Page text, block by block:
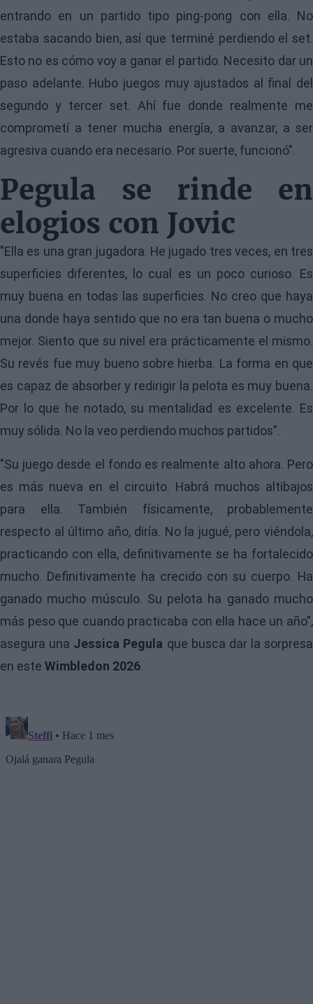
entrando en un partido tipo ping-pong con ella. No
estaba sacando bien, así que terminé perdiendo el set.
Esto no es cómo voy a ganar el partido. Necesito dar un
paso adelante. Hubo juegos muy ajustados al final del
segundo y tercer set. Ahí fue donde realmente me
comprometí a tener mucha energía, a avanzar, a ser
agresiva cuando era necesario. Por suerte, funcionó".
Pegula se rinde en
elogios con Jovic
"Ella es una gran jugadora. He jugado tres veces, en tres
superficies diferentes, lo cual es un poco curioso. Es
muy buena en todas las superficies. No creo que haya
una donde haya sentido que no era tan buena o mucho
mejor. Siento que su nivel era prácticamente el mismo.
Su revés fue muy bueno sobre hierba. La forma en que
es capaz de absorber y redirigir la pelota es muy buena.
Por lo que he notado, su mentalidad es excelente. Es
muy sólida. No la veo perdiendo muchos partidos".
"Su juego desde el fondo es realmente alto ahora. Pero
es más nueva en el circuito. Habrá muchos altibajos
para ella. También físicamente, probablemente
respecto al último año, diría. No la jugué, pero viéndola,
practicando con ella, definitivamente se ha fortalecido
mucho. Definitivamente ha crecido con su cuerpo. Ha
ganado mucho músculo. Su pelota ha ganado mucho
más peso que cuando practicaba con ella hace un año",
asegura una Jessica Pegula que busca dar la sorpresa
en este Wimbledon 2026.